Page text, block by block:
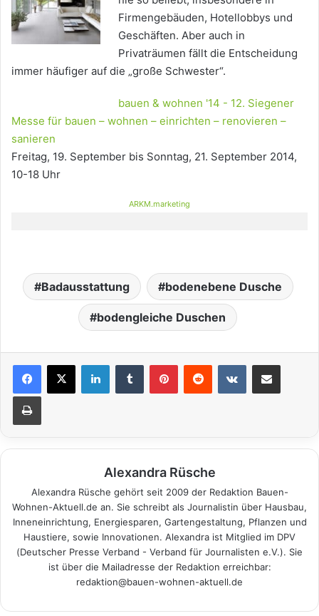
Firmengebäuden, Hotellobbys und
Geschäften. Aber auch in
Privaträumen fällt die Entscheidung
immer häufiger auf die „große Schwester“.
bauen & wohnen '14 - 12. Siegener
Messe für bauen – wohnen – einrichten – renovieren –
sanieren
Freitag, 19. September bis Sonntag, 21. September 2014,
10-18 Uhr
ARKM.marketing
Badausstattung bodenebene Dusche
bodengleiche Duschen
Alexandra Rüsche
Alexandra Rüsche gehört seit 2009 der Redaktion Bauen-
Wohnen-Aktuell.de an. Sie schreibt als Journalistin über Hausbau,
Inneneinrichtung, Energiesparen, Gartengestaltung, Pflanzen und
Haustiere, sowie Innovationen. Alexandra ist Mitglied im DPV
(Deutscher Presse Verband - Verband für Journalisten e.V.). Sie
ist über die Mailadresse der Redaktion erreichbar:
redaktion@bauen-wohnen-aktuell.de